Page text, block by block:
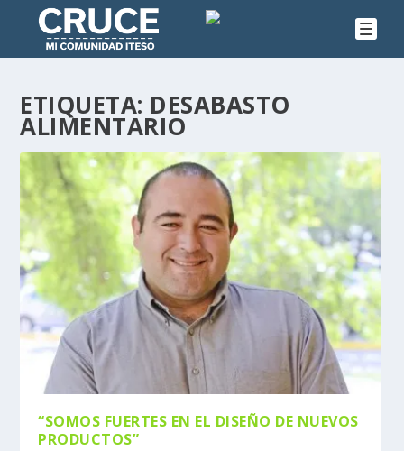
ETIQUETA: DESABASTO
ALIMENTARIO
“SOMOS FUERTES EN EL DISEÑO DE NUEVOS
PRODUCTOS”